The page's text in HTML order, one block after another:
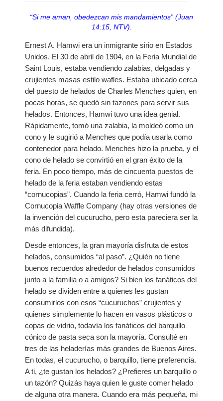
Diaconos
My Church
Servicio Comunitario (Dorcas)
Ministerio Personal (Obra Misionera)
AudioVisual y Comunicaciones
Educacion
Salud y Temperancia
Mayordomia
Conquistadores
Ministerio Hombres
Ministerio De La Mujer
Ministerio Infantil
Nuestra Iglesia
28 Creencias Fundamentales
MISIÓN Y SERVICIO
ESCRITOS DE ELLENA G. WHITE
“Si me aman, obedezcan mis mandamientos” (Juan
14:15, NTV).
Ernest A. Hamwi era un inmigrante sirio en Estados
Unidos. El 30 de abril de 1904, en la Feria Mundial de
Saint Louis, estaba vendiendo zalabias, delgadas y
crujientes masas estilo wafles. Estaba ubicado cerca
del puesto de helados de Charles Menches quien, en
pocas horas, se quedó sin tazones para servir sus
helados. Entonces, Hamwi tuvo una idea genial.
Rápidamente, tomó una zalabia, la moldeó como un
cono y le sugirió a Menches que podía usarla como
contenedor para helado. Menches hizo la prueba, y el
cono de helado se convirtió en el gran éxito de la
feria. En poco tiempo, más de cincuenta puestos de
helado de la feria estaban vendiendo estas
“cornucopias”. Cuando la feria cerró, Hamwi fundó la
Cornucopia Waffle Company (hay otras versiones de
la invención del cucurucho, pero esta pareciera ser la
más difundida).
Desde entonces, la gran mayoría disfruta de estos
helados, consumidos “al paso”. ¿Quién no tiene
buenos recuerdos alrededor de helados consumidos
junto a la familia o a amigos? Si bien los fanáticos del
helado se dividen entre a quienes les gustan
consumirlos con esos “cucuruchos” crujientes y
quienes simplemente lo hacen en vasos plásticos o
copas de vidrio, todavía los fanáticos del barquillo
cónico de pasta seca son la mayoría. Consulté en
tres de las heladerías más grandes de Buenos Aires.
En todas, el cucurucho, o barquillo, tiene preferencia.
A ti, ¿te gustan los helados? ¿Prefieres un barquillo o
un tazón? Quizás haya quien le guste comer helado
de alguna otra manera. Cuando era más pequeña, mi